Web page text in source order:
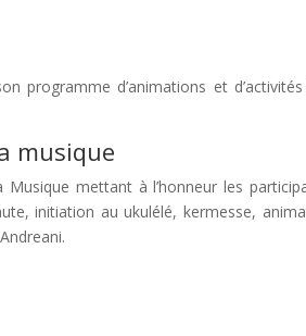
programme d’animations et
musique
mettant à l’honneur les
initiation au ukulélé, kermesse,